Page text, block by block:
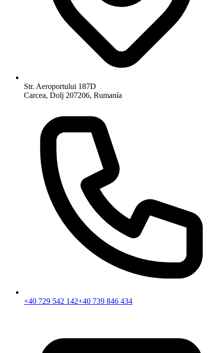
Str. Aeroportului 187D
Carcea, Dolj 207206, Rumanía
+40 729 542 142+40 739 846 434